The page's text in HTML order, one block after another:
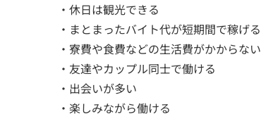
・休日は観光できる
・まとまったバイト代が短期間で稼げる
・寮費や食費などの生活費がかからない
・友達やカップル同士で働ける
・出会いが多い
・楽しみながら働ける